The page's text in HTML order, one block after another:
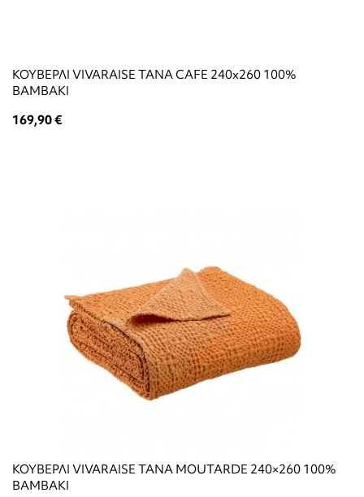
ΚΟΥΒΕΡΛΙ VIVARAISE TANA CAFE 240x260 100%
ΒΑΜΒΑΚΙ
169,90 €
ΚΟΥΒΕΡΛΙ VIVARAISE TANA MOUTARDE 240×260 100%
ΒΑΜΒΑΚΙ